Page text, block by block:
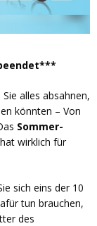
alles absahnen,
könnten – Von
Sommer-
wirklich für
sich eins der 10
tun brauchen,
des